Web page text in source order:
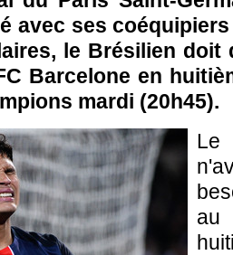
avec ses
le Brésilien doit
Barcelone en
mardi (20h45).
Le
au